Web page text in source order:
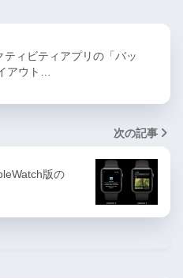
ティビティアプリの「バッ
アウト…
次の記事
版の